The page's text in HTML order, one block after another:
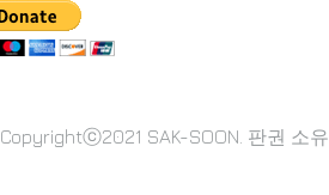
Copyrightⓒ2021 SAK-SOON. 판권 소유.